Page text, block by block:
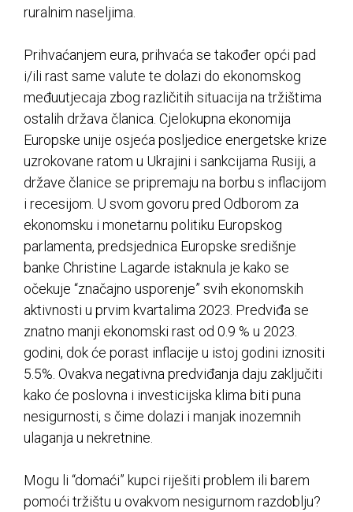
ruralnim naseljima.
Prihvaćanjem eura, prihvaća se također opći pad
i/ili rast same valute te dolazi do ekonomskog
međuutjecaja zbog različitih situacija na tržištima
ostalih država članica. Cjelokupna ekonomija
Europske unije osjeća posljedice energetske krize
uzrokovane ratom u Ukrajini i sankcijama Rusiji, a
države članice se pripremaju na borbu s inflacijom
i recesijom. U svom govoru pred Odborom za
ekonomsku i monetarnu politiku Europskog
parlamenta, predsjednica Europske središnje
banke Christine Lagarde istaknula je kako se
očekuje “značajno usporenje” svih ekonomskih
aktivnosti u prvim kvartalima 2023. Predviđa se
znatno manji ekonomski rast od 0.9 % u 2023.
godini, dok će porast inflacije u istoj godini iznositi
5.5%. Ovakva negativna predviđanja daju zaključiti
kako će poslovna i investicijska klima biti puna
nesigurnosti, s čime dolazi i manjak inozemnih
ulaganja u nekretnine.
Mogu li “domaći” kupci riješiti problem ili barem
pomoći tržištu u ovakvom nesigurnom razdoblju?